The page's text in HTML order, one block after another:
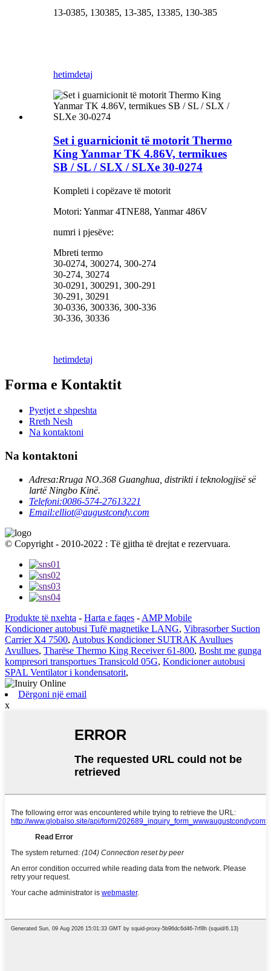
13-0385, 130385, 13-385, 13385, 130-385
hetimdetaj
Set i guarnicionit të motorit Thermo
King Yanmar TK 4.86V, termikues
SB / SL / SLX / SLXe 30-0274
Kompleti i copëzave të motorit
Motori: Yanmar 4TNE88, Yanmar 486V
numri i pjesëve:
Mbreti termo
30-0274, 300274, 300-274
30-274, 30274
30-0291, 300291, 300-291
30-291, 30291
30-0336, 300336, 300-336
30-336, 30336
hetimdetaj
Forma e Kontaktit
Pyetjet e shpeshta
Rreth Nesh
Na kontaktoni
Na kontaktoni
Adresa:Rruga NO.368 Guanghua, distrikti i teknologjisë së
lartë Ningbo Kinë.
Telefoni:0086-574-27613221
Email:elliot@augustcondy.com
© Copyright - 2010-2022 : Të gjitha të drejtat e rezervuara.
Produkte të nxehta - Harta e faqes - AMP Mobile
Kondicioner autobusi Tufë magnetike LANG, Vibrasorber Suction
Carrier X4 7500, Autobus Kondicioner SUTRAK Avullues
Avullues, Tharëse Thermo King Receiver 61-800, Bosht me gunga
kompresori transportues Transicold 05G, Kondicioner autobusi
SPAL Ventilator i kondensatorit,
Dërgoni një email
x